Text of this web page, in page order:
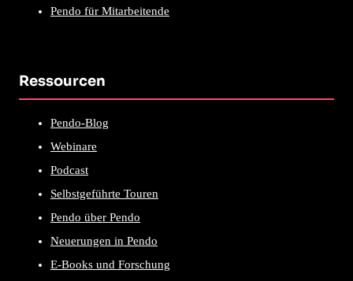
Pendo für Mitarbeitende
Ressourcen
Pendo-Blog
Webinare
Podcast
Selbstgeführte Touren
Pendo über Pendo
Neuerungen in Pendo
E-Books und Forschung